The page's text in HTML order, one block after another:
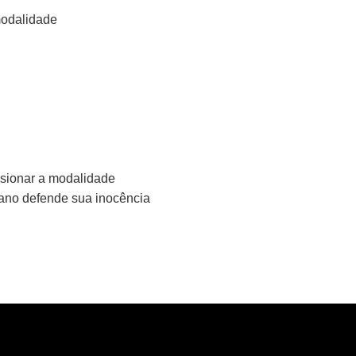
a modalidade
defende sua inocência